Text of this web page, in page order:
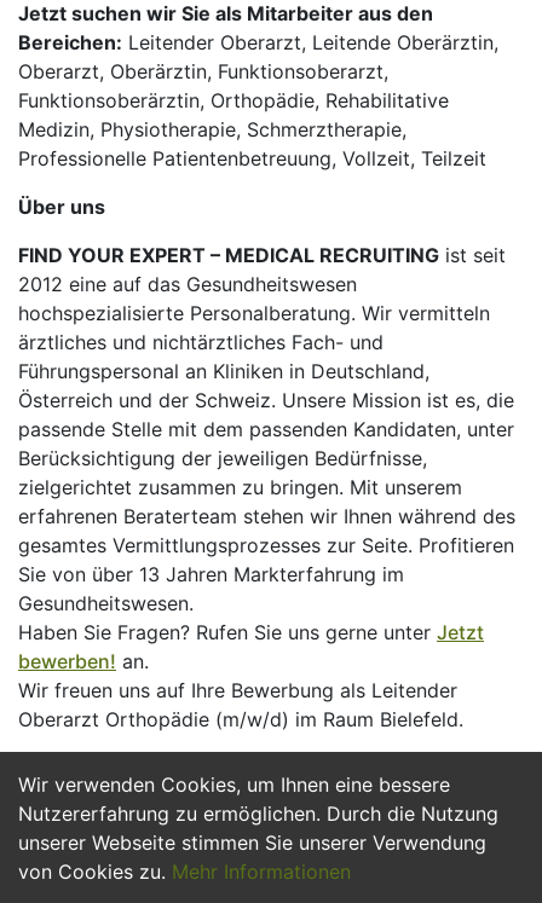
Wir verwenden Cookies, um Ihnen eine bessere
Nutzererfahrung zu ermöglichen. Durch die Nutzung
unserer Webseite stimmen Sie unserer Verwendung
von Cookies zu. Mehr Informationen
Jetzt suchen wir Sie als Mitarbeiter aus den
Bereichen: Leitender Oberarzt, Leitende Oberärztin,
Oberarzt, Oberärztin, Funktionsoberarzt,
Funktionsoberärztin, Orthopädie, Rehabilitative
Medizin, Physiotherapie, Schmerztherapie,
Professionelle Patientenbetreuung, Vollzeit, Teilzeit
Über uns
FIND YOUR EXPERT – MEDICAL RECRUITING ist seit
2012 eine auf das Gesundheitswesen
hochspezialisierte Personalberatung. Wir vermitteln
ärztliches und nichtärztliches Fach- und
Führungspersonal an Kliniken in Deutschland,
Österreich und der Schweiz. Unsere Mission ist es, die
passende Stelle mit dem passenden Kandidaten, unter
Berücksichtigung der jeweiligen Bedürfnisse,
zielgerichtet zusammen zu bringen. Mit unserem
erfahrenen Beraterteam stehen wir Ihnen während des
gesamtes Vermittlungsprozesses zur Seite. Profitieren
Sie von über 13 Jahren Markterfahrung im
Gesundheitswesen.
Haben Sie Fragen? Rufen Sie uns gerne unter Jetzt
bewerben! an.
Wir freuen uns auf Ihre Bewerbung als Leitender
Oberarzt Orthopädie (m/w/d) im Raum Bielefeld.
Jetzt Bewerben